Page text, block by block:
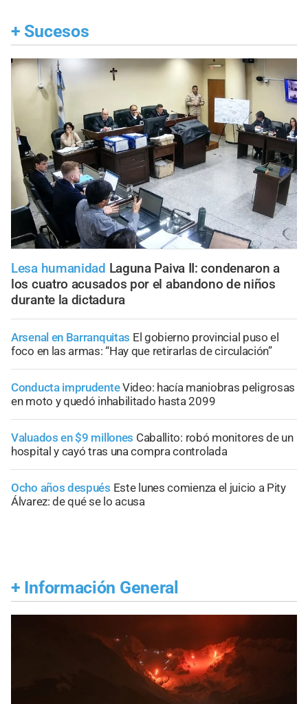
+ Sucesos
Lesa humanidad Laguna Paiva II: condenaron a
los cuatro acusados por el abandono de niños
durante la dictadura
Arsenal en Barranquitas El gobierno provincial puso el
foco en las armas: “Hay que retirarlas de circulación”
Conducta imprudenteVideo: hacía maniobras peligrosas
en moto y quedó inhabilitado hasta 2099
Valuados en $9 millones Caballito: robó monitores de un
hospital y cayó tras una compra controlada
Ocho años después Este lunes comienza el juicio a Pity
Álvarez: de qué se lo acusa
+ Información General